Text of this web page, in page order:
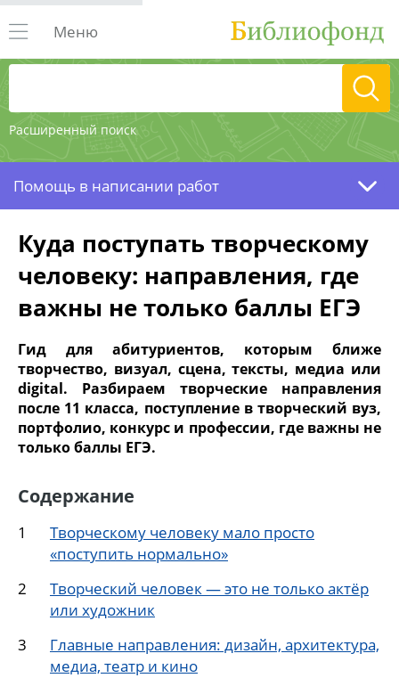
Расширенный поиск
Меню
Помощь в написании работ
Куда поступать творческому
человеку: направления, где
важны не только баллы ЕГЭ
Гид для абитуриентов, которым ближе
творчество, визуал, сцена, тексты, медиа или
digital. Разбираем творческие направления
после 11 класса, поступление в творческий вуз,
портфолио, конкурс и профессии, где важны не
только баллы ЕГЭ.
Содержание
Творческому человеку мало просто
«поступить нормально»
Творческий человек — это не только актёр
или художник
Главные направления: дизайн, архитектура,
медиа, театр и кино